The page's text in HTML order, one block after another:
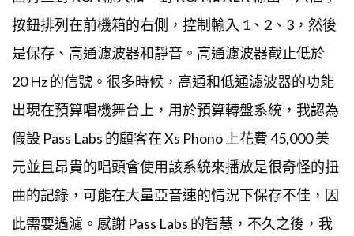
出現在預算唱機舞台上，用於預算轉盤系統，我認為
假設 Pass Labs 的顧客在 Xs Phono 上花費 45,000 美
元並且昂貴的唱頭會使用該系統來播放是很奇怪的扭
曲的記錄，可能在大量亞音速的情況下保存不佳，因
此需要過濾。感謝 Pass Labs 的智慧，不久之後，我
開始挖掘我最喜歡的古老專輯，儘管它們都不需要過
濾。Xs Phono 可以記住每個輸入的單獨設置，這對
於查看目的很有用。